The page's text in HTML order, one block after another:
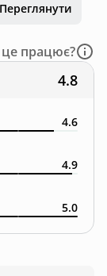
Переглянути
працює?
4.8
4.6
4.9
5.0